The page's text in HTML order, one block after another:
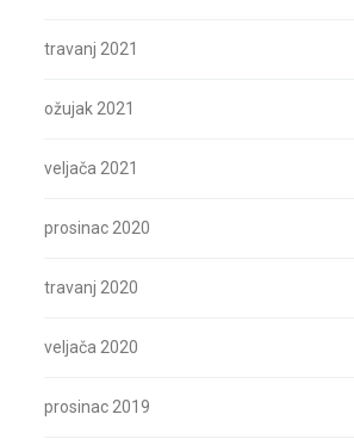
travanj 2021
ožujak 2021
veljača 2021
prosinac 2020
travanj 2020
veljača 2020
prosinac 2019